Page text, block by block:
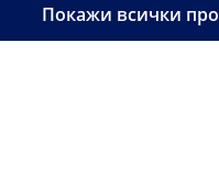
Покажи всички